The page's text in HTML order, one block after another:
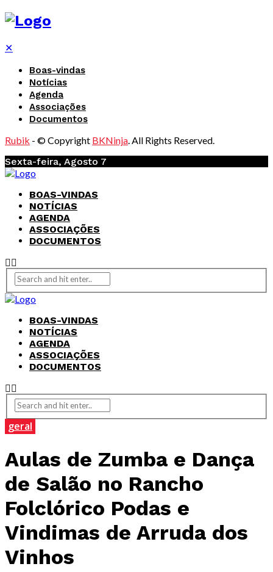
✕
Boas-vindas
Notícias
Agenda
Associações
Documentos
Rubik - © Copyright BKNinja. All Rights Reserved.
Sexta-feira, Agosto 7
BOAS-VINDAS
NOTÍCIAS
AGENDA
ASSOCIAÇÕES
DOCUMENTOS
BOAS-VINDAS
NOTÍCIAS
AGENDA
ASSOCIAÇÕES
DOCUMENTOS
geral
Aulas de Zumba e Dança
de Salão no Rancho
Folclórico Podas e
Vindimas de Arruda dos
Vinhos